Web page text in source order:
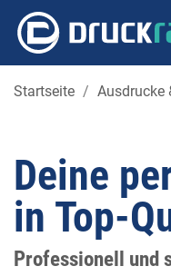
Startseite Ausdrucke
Professionell und
Deine
in Top-